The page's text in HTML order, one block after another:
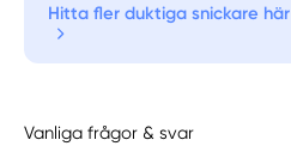
Hitta fler duktiga snickare här
Vanliga frågor & svar